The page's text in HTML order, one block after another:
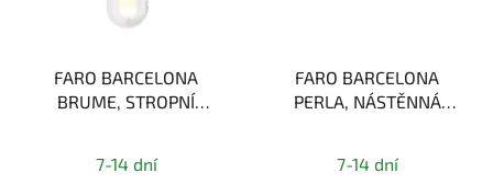
FARO BARCELONA
BRUME, STROPNÍ
7-14 dní
FARO BARCELONA
PERLA, NÁSTĚNNÁ
7-14 dní